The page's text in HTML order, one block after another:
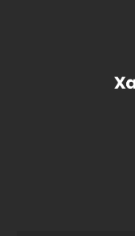
Ricard Caba i Rosa
Serveis Els